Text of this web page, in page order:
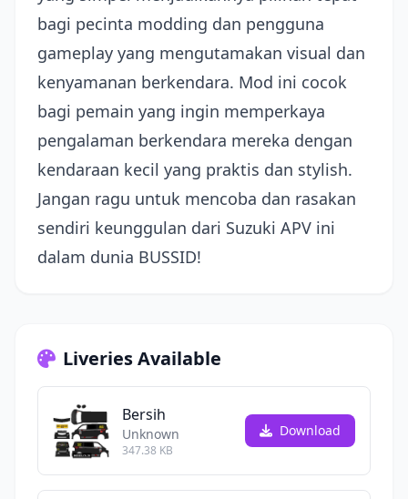
bagi pecinta modding dan pengguna
gameplay yang mengutamakan visual dan
kenyamanan berkendara. Mod ini cocok
bagi pemain yang ingin memperkaya
pengalaman berkendara mereka dengan
kendaraan kecil yang praktis dan stylish.
Jangan ragu untuk mencoba dan rasakan
sendiri keunggulan dari Suzuki APV ini
dalam dunia BUSSID!
Liveries Available
Bersih
Unknown
347.38 KB
Download